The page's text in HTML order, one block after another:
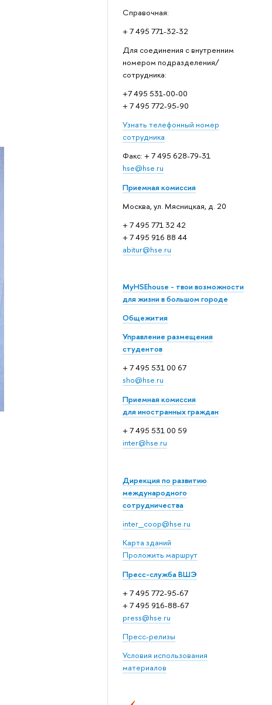
Справочная:
+ 7 495 771-32-32
Для соединения с внутренним
номером подразделения/
сотрудника:
+7 495 531-00-00
+ 7 495 772-95-90
Узнать телефонный номер
сотрудника
Факс: + 7 495 628-79-31
hse@hse.ru
Приемная комиссия
Москва, ул. Мясницкая, д. 20
+ 7 495 771 32 42
+ 7 495 916 88 44
abitur@hse.ru
MyHSEhouse - твои возможности
для жизни в большом городе
Общежития
Управление размещения
студентов
+ 7 495 531 00 67
sho@hse.ru
Приемная комиссия
для иностранных граждан
+ 7 495 531 00 59
inter@hse.ru
Дирекция по развитию
международного
сотрудничества
inter_coop@hse.ru
Карта зданий
Проложить маршрут
Пресс-служба ВШЭ
+ 7 495 772-95-67
+ 7 495 916-88-67
press@hse.ru
Пресс-релизы
Условия использования
материалов